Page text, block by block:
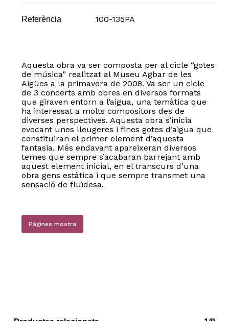
Referència 100-135PA
Aquesta obra va ser composta per al cicle “gotes
de música” realitzat al Museu Agbar de les
Aigües a la primavera de 2008. Va ser un cicle
de 3 concerts amb obres en diversos formats
que giraven entorn a l’aigua, una temàtica que
ha interessat a molts compositors des de
diverses perspectives. Aquesta obra s’inicia
evocant unes lleugeres i fines gotes d’aigua que
constituiran el primer element d’aquesta
fantasia. Més endavant apareixeran diversos
temes que sempre s’acabaran barrejant amb
aquest element inicial, en el transcurs d’una
obra gens estàtica i que sempre transmet una
sensació de fluïdesa.
Pàgines mostra